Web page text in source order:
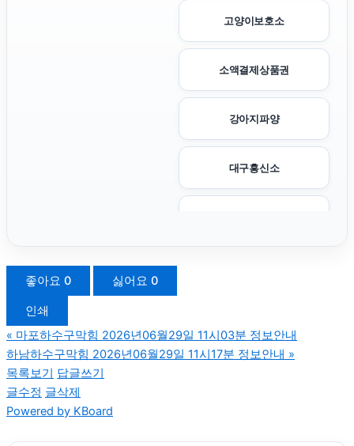
고양이보호소
소액결제상품권
강아지파양
대구흥신소
폰테크
좋아요 0 싫어요 0
인쇄
« 마포하수구막힘 2026년06월29일 11시03분 정보안내
하남하수구막힘 2026년06월29일 11시17분 정보안내 »
목록보기 답글쓰기
글수정 글삭제
Powered by KBoard